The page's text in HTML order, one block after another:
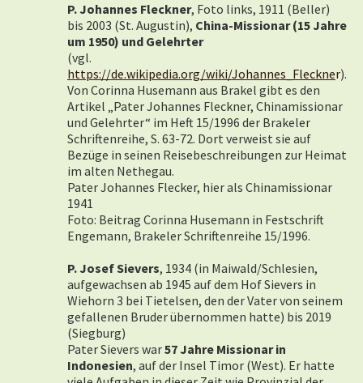
P. Johannes Fleckner, Foto links, 1911 (Beller)
bis 2003 (St. Augustin), China-Missionar (15 Jahre
um 1950) und Gelehrter
(vgl.
https://de.wikipedia.org/wiki/Johannes_Fleckner).
Von Corinna Husemann aus Brakel gibt es den
Artikel „Pater Johannes Fleckner, Chinamissionar
und Gelehrter“ im Heft 15/1996 der Brakeler
Schriftenreihe, S. 63-72. Dort verweist sie auf
Bezüge in seinen Reisebeschreibungen zur Heimat
im alten Nethegau.
Pater Johannes Flecker, hier als Chinamissionar
1941
Foto: Beitrag Corinna Husemann in Festschrift
Engemann, Brakeler Schriftenreihe 15/1996.
P. Josef Sievers, 1934 (in Maiwald/Schlesien,
aufgewachsen ab 1945 auf dem Hof Sievers in
Wiehorn 3 bei Tietelsen, den der Vater von seinem
gefallenen Bruder übernommen hatte) bis 2019
(Siegburg)
Pater Sievers war57 Jahre Missionar in
Indonesien, auf der Insel Timor (West). Er hatte